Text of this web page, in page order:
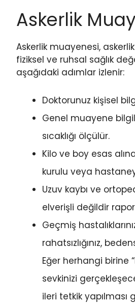
Askerlik
Askerlik muayenesi,
fiziksel ve ruhsal sağlık
aşağıdaki adımlar izlenir:
Doktorunuz kişisel
Genel muayene
sıcaklığı ölçülür.
Kilo ve boy esas
kurulu veya
Uzuv kaybı ve
elverişli değildir
Geçmiş
rahatsızlığınız,
Eğer herhangi birine
sevkinizi
ileri tetkik yapılması